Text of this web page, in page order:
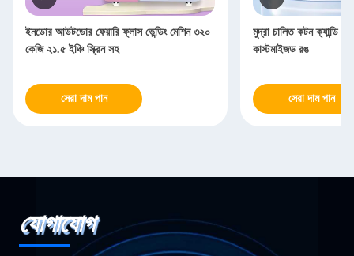
ইনডোর আউটডোর ফেয়ারি ফ্লাস ভেন্ডিং মেশিন ৩২০
কেজি ২১.৫ ইঞ্চি স্ক্রিন সহ
সেরা দাম পান
মুদ্রা চালিত কটন ক্যান্ডি
কাস্টমাইজড রঙ
সেরা দাম পান
যোগাযোগ